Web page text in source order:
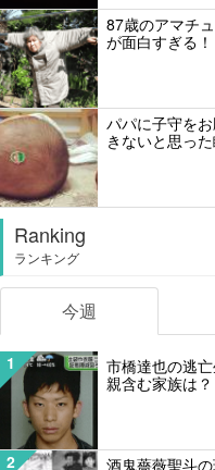
87歳のアマチ
が面白すぎる
パパに子守を
きないと思っ
Ranking
ランキング
今週
1
市橋達也の逃
親含む家族は？
2 酒鬼薔薇聖斗